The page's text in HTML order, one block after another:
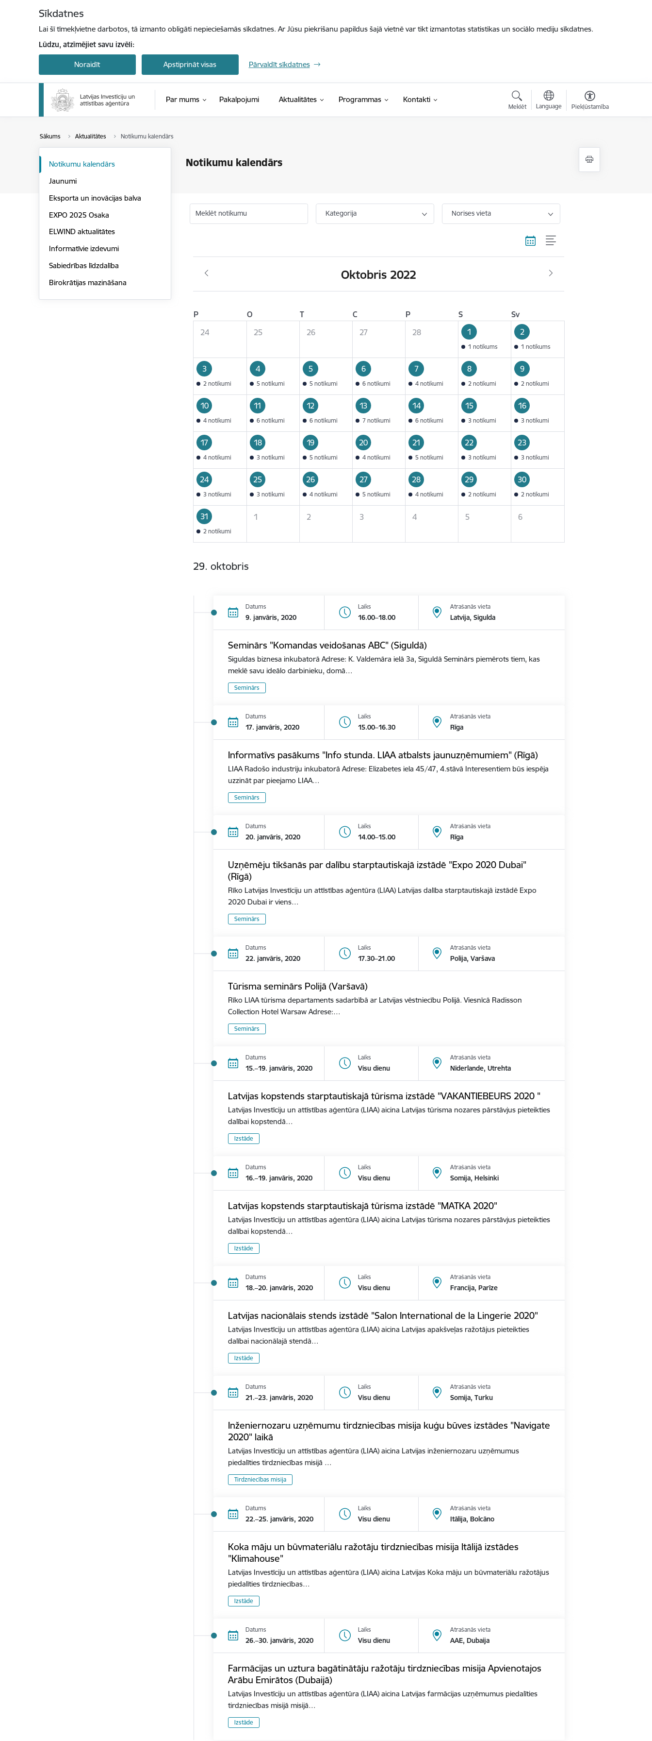
Sīkdatnes
Lai šī tīmekļvietne darbotos, tā izmanto obligāti nepieciešamās sīkdatnes. Ar Jūsu piekrišanu papildus šajā vietnē var tikt izmantotas statistikas un sociālo mediju sīkdatnes.
Lūdzu, atzīmējiet savu izvēli:
Noraidīt Apstiprināt visas Pārvaldīt sīkdatnes
Par mums Pakalpojumi Aktualitātes Programmas Kontakti
Meklēt Language Piekļūstamība
Sākums Aktualitātes Notikumu kalendārs
Notikumu kalendārs
Notikumu kalendārs
Jaunumi
Eksporta un inovācijas balva
EXPO 2025 Osaka
ELWIND aktualitātes
Informatīvie izdevumi
Sabiedrības līdzdalība
Birokrātijas mazināšana
Meklēt notikumu Kategorija Norises vieta
Oktobris 2022
P O T C P S
Sv
24
25 26 27 28 1
1 notikums
2
1 notikums
3
2 notikumi
4
5 notikumi
5
5 notikumi
6
6 notikumi
7
4 notikumi
8
2 notikumi
9
2 notikumi
10
4 notikumi
11
6 notikumi
12
6 notikumi
13
7 notikumi
14
6 notikumi
15
3 notikumi
16
3 notikumi
17
4 notikumi
18
3 notikumi
19
5 notikumi
20
4 notikumi
21
5 notikumi
22
3 notikumi
23
3 notikumi
24
3 notikumi
25
3 notikumi
26
4 notikumi
27
5 notikumi
28
4 notikumi
29
2 notikumi
30
2 notikumi
31
2 notikumi
1 2 3 4 5 6
29. oktobris
Datums
9. janvāris, 2020
Laiks
16.00–18.00
Atrašanās vieta
Latvija, Sigulda
Seminārs "Komandas veidošanas ABC" (Siguldā)
Siguldas biznesa inkubatorā Adrese: K. Valdemāra ielā 3a, Siguldā Seminārs piemērots tiem, kas
meklē savu ideālo darbinieku, domā…
Seminārs
Datums
17. janvāris, 2020
Laiks
15.00–16.30
Atrašanās vieta
Rīga
Informatīvs pasākums "Info stunda. LIAA atbalsts jaunuzņēmumiem" (Rīgā)
LIAA Radošo industriju inkubatorā Adrese: Elizabetes iela 45/47, 4.stāvā Interesentiem būs iespēja
uzzināt par pieejamo LIAA…
Seminārs
Datums
20. janvāris, 2020
Laiks
14.00–15.00
Atrašanās vieta
Rīga
Uzņēmēju tikšanās par dalību starptautiskajā izstādē "Expo 2020 Dubai"
(Rīgā)
Rīko Latvijas Investīciju un attīstības aģentūra (LIAA) Latvijas dalība starptautiskajā izstādē Expo
2020 Dubai ir viens…
Seminārs
Datums
22. janvāris, 2020
Laiks
17.30–21.00
Atrašanās vieta
Polija, Varšava
Tūrisma seminārs Polijā (Varšavā)
Rīko LIAA tūrisma departaments sadarbībā ar Latvijas vēstniecību Polijā. Viesnīcā Radisson
Collection Hotel Warsaw Adrese:…
Seminārs
Datums
15.–19. janvāris, 2020
Laiks
Visu dienu
Atrašanās vieta
Nīderlande, Utrehta
Latvijas kopstends starptautiskajā tūrisma izstādē "VAKANTIEBEURS 2020 "
Latvijas Investīciju un attīstības aģentūra (LIAA) aicina Latvijas tūrisma nozares pārstāvjus pieteikties
dalībai kopstendā…
Izstāde
Datums
16.–19. janvāris, 2020
Laiks
Visu dienu
Atrašanās vieta
Somija, Helsinki
Latvijas kopstends starptautiskajā tūrisma izstādē "MATKA 2020"
Latvijas Investīciju un attīstības aģentūra (LIAA) aicina Latvijas tūrisma nozares pārstāvjus pieteikties
dalībai kopstendā…
Izstāde
Datums
18.–20. janvāris, 2020
Laiks
Visu dienu
Atrašanās vieta
Francija, Parīze
Latvijas nacionālais stends izstādē "Salon International de la Lingerie 2020"
Latvijas Investīciju un attīstības aģentūra (LIAA) aicina Latvijas apakšveļas ražotājus pieteikties
dalībai nacionālajā stendā…
Izstāde
Datums
21.–23. janvāris, 2020
Laiks
Visu dienu
Atrašanās vieta
Somija, Turku
Inženiernozaru uzņēmumu tirdzniecības misija kuģu būves izstādes "Navigate
2020" laikā
Latvijas Investīciju un attīstības aģentūra (LIAA) aicina Latvijas inženiernozaru uzņēmumus
piedalīties tirdzniecības misijā …
Tirdzniecības misija
Datums
22.–25. janvāris, 2020
Laiks
Visu dienu
Atrašanās vieta
Itālija, Bolcāno
Koka māju un būvmateriālu ražotāju tirdzniecības misija Itālijā izstādes
"Klimahouse"
Latvijas Investīciju un attīstības aģentūra (LIAA) aicina Latvijas Koka māju un būvmateriālu ražotājus
piedalīties tirdzniecības…
Izstāde
Datums
26.–30. janvāris, 2020
Laiks
Visu dienu
Atrašanās vieta
AAE, Dubaija
Farmācijas un uztura bagātinātāju ražotāju tirdzniecības misija Apvienotajos
Arābu Emirātos (Dubaijā)
Latvijas Investīciju un attīstības aģentūra (LIAA) aicina Latvijas farmācijas uzņēmumus piedalīties
tirdzniecības misijā misijā…
Izstāde